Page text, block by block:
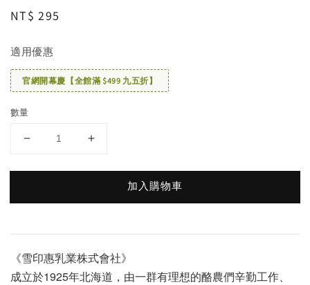
Regular
NT$ 295
適用優惠
官網開幕慶【全館滿 $499 九五折】
數量
加入購物車
《雪印惠乳業株式會社》
成立於1925年北海道，由一群有理想的酪農們辛勤工作、